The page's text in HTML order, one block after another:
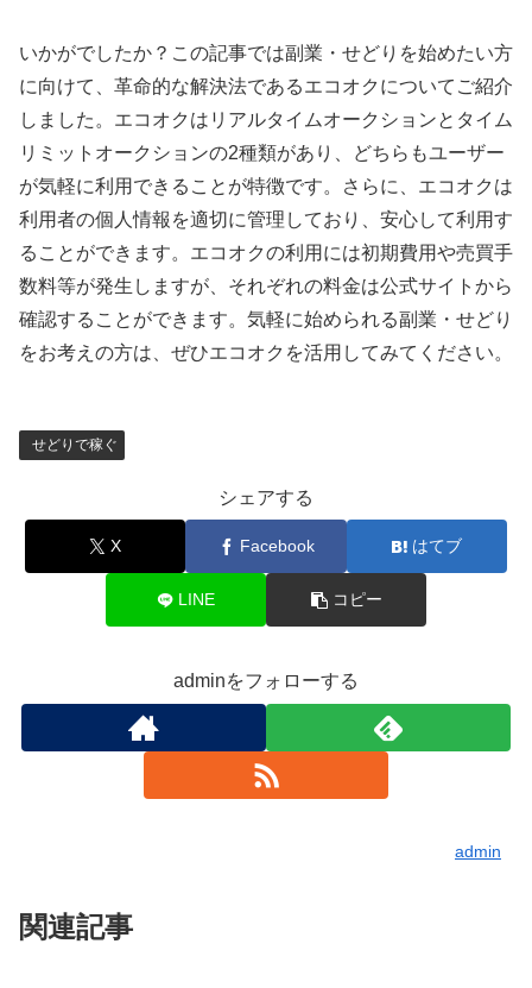
いかがでしたか？この記事では副業・せどりを始めたい方
に向けて、革命的な解決法であるエコオクについてご紹介
しました。エコオクはリアルタイムオークションとタイム
リミットオークションの2種類があり、どちらもユーザー
が気軽に利用できることが特徴です。さらに、エコオクは
利用者の個人情報を適切に管理しており、安心して利用す
ることができます。エコオクの利用には初期費用や売買手
数料等が発生しますが、それぞれの料金は公式サイトから
確認することができます。気軽に始められる副業・せどり
をお考えの方は、ぜひエコオクを活用してみてください。
せどりで稼ぐ
シェアする
X Facebook はてブ
LINE コピー
adminをフォローする
admin
関連記事